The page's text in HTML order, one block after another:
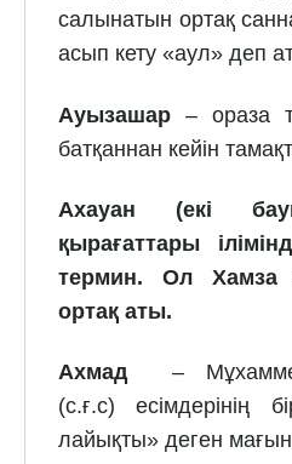
салынатын ортақ
асып кету «аул» деп
Ауызашар – ораза
батқаннан кейін
Ахауан (екі
қырағаттары
термин. Ол Хамза
ортақ аты.
Ахмад –
(с.ғ.с) есімдерінің
лайықты» деген